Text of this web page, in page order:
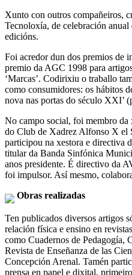
Xunto con outros compañeiros,
Tecnoloxía, de celebración
edicións.
Foi acredor dun dos premios de
premio da AGC 1998 para
‘Marcas’. Codirixiu o traballo
como consumidores: os hábitos
nova nas portas do século XXI’
No campo social, foi membro da
do Club de Xadrez Alfonso X el
participou na xestora e directiva
titular da Banda Sinfónica
anos presidente. É directivo da
foi impulsor. Así mesmo,
Obras realizadas
Ten publicados diversos artigos
relación física e ensino en
como Cuadernos de Pedagogía,
Revista de Enseñanza de las
Concepción Arenal. Tamén
prensa en papel e dixital,